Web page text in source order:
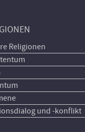
Religionen
und -konflikt